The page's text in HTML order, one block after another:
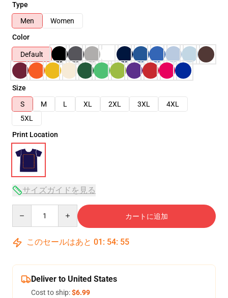
Type
Men
Women
Color
Default
Size
S
M L XL 2XL 3XL
4XL
5XL
Print Location
サイズガイドを見る
カートに追加
このセールはあと 01 : 54: 54
Deliver to United States
Cost to ship:$6.99